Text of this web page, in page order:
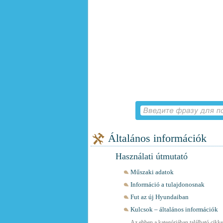
Általános információk
Használati útmutató
Műszaki adatok
Információ a tulajdonosnak
Fut az új Hyundaiban
Kulcsok – általános információk